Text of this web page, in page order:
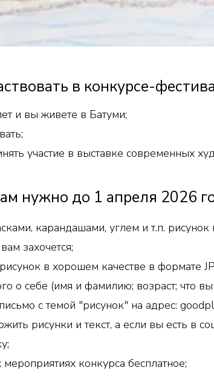
в конкурсе-
и вы живете в Батуми;
участие в выставке современных
нужно до 1 апреля 2026
карандашами, углем и т.п.
захочется;
рисунок в хорошем
о себе (имя и фамилию; возраст;
с темой "рисунок" на адрес:
рисунки и текст, а если вы есть в
всех мероприятиях